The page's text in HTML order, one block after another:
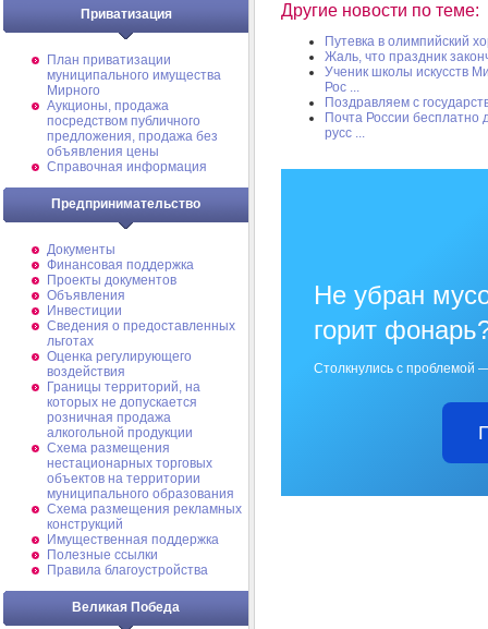
Приватизация
План приватизации
муниципального имущества
Мирного
Аукционы, продажа
посредством публичного
предложения, продажа без
объявления цены
Справочная информация
Предпринимательство
Документы
Финансовая поддержка
Проекты документов
Объявления
Инвестиции
Сведения о предоставленных
льготах
Оценка регулирующего
воздействия
Границы территорий, на
которых не допускается
розничная продажа
алкогольной продукции
Схема размещения
нестационарных торговых
объектов на территории
муниципального образования
Схема размещения рекламных
конструкций
Имущественная поддержка
Полезные ссылки
Правила благоустройства
Великая Победа
Другие новости по теме:
Путевка в олимпийский
Жаль, что праздник
Ученик школы искусств
Рос ...
Поздравляем с
Почта России бесплатно
русс ...
Не убран
горит
Столкнулись с проблемой